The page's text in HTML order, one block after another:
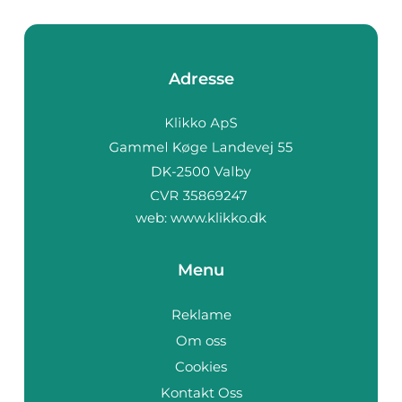
Adresse
web: www.klikko.dk
Menu
Reklame
Om oss
Cookies
Kontakt Oss